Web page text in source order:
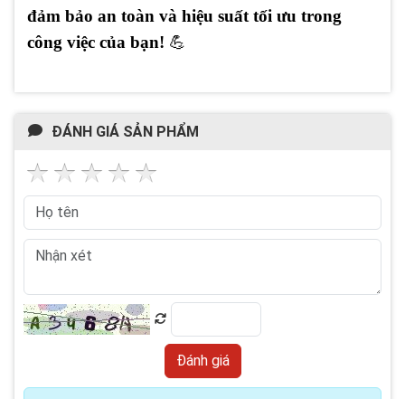
đảm bảo an toàn và hiệu suất tối ưu trong
công việc của bạn! 💪
ĐÁNH GIÁ SẢN PHẨM